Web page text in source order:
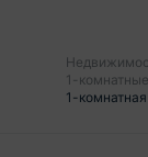
1-
1-